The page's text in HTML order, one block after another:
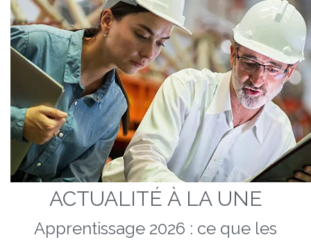
ACTUALITÉ À LA UNE
Apprentissage 2026 : ce que les